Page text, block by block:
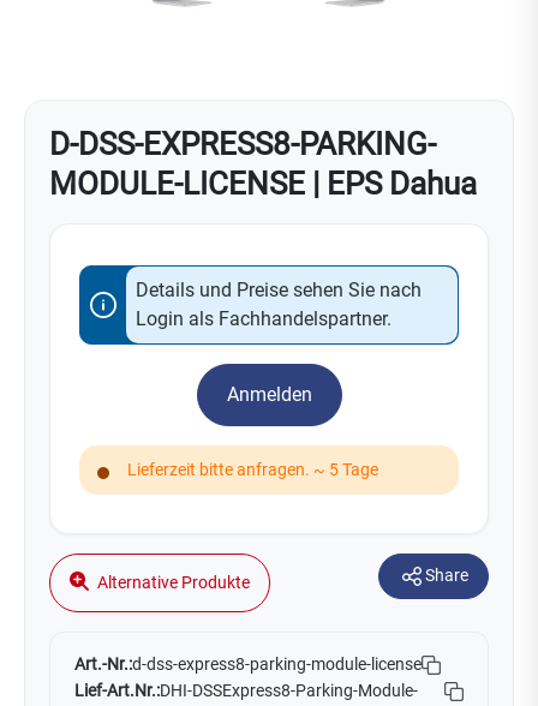
D-DSS-EXPRESS8-PARKING-
MODULE-LICENSE | EPS Dahua
Details und Preise sehen Sie nach
Login als Fachhandelspartner.
Anmelden
Lieferzeit bitte anfragen. ~ 5 Tage
Alternative Produkte Share
Art.-Nr.:d-dss-express8-parking-module-license
Lief-Art.Nr.:DHI-DSSExpress8-Parking-Module-